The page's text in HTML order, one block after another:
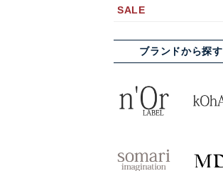
SALE
ブランドから探す